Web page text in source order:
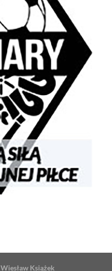
Wiesław Książek